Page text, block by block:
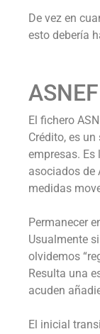
De vez en
esto debería
El fichero
Crédito, es
empresas. Es
asociados de
medidas
Permanecer
Usualmente
olvidemos
Resulta una
acuden
El inicial